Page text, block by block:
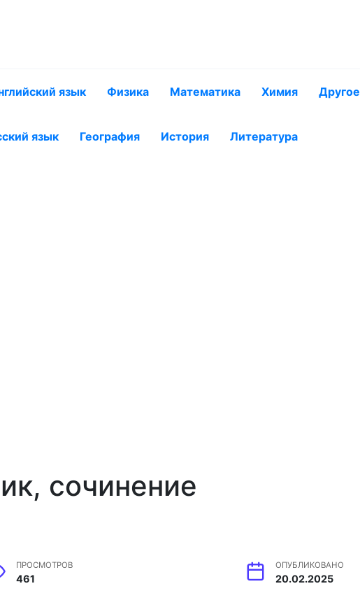
язык Физика Математика Химия Другое
язык География История Литература
сочинение
ПРОСМОТРОВ
461
ОПУБЛИКОВАНО
20.02.2025